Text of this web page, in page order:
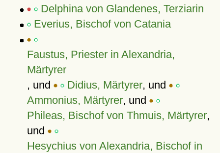
Delphina von Glandenes, Terziarin
Everius, Bischof von Catania
Faustus, Priester in Alexandria,
Märtyrer
, und
Didius, Märtyrer, und
Ammonius, Märtyrer, und
Phileas, Bischof von Thmuis, Märtyrer,
und
Hesychius von Alexandria, Bischof in